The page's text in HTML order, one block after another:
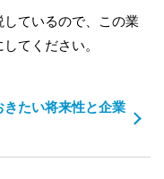
ているので、この業
てください。
きたい将来性と企業